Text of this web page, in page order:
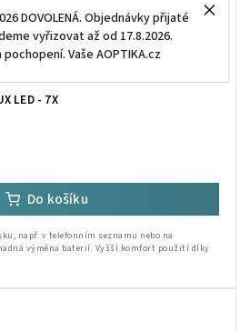
DOVOLENÁ. Objednávky přijaté
vyřizovat až od 17.8.2026.
Vaše AOPTIKA.cz
LED - 7X
Do košíku
např. v telefonním seznamu nebo na
výměna baterií. Vyšší komfort použití díky